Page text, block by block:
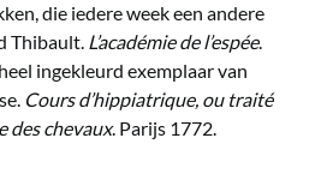
die iedere week een andere
Thibault. L’académie de l’espée.
ingekleurd exemplaar van
Cours d’hippiatrique, ou traité
des chevaux. Parijs 1772.